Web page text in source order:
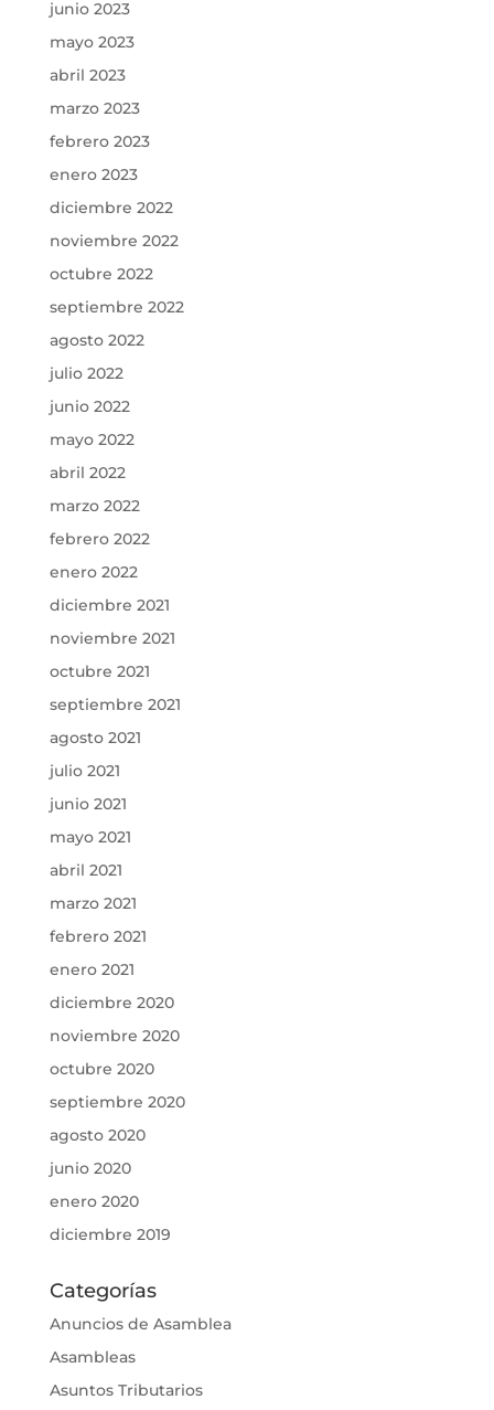
junio 2023
mayo 2023
abril 2023
marzo 2023
febrero 2023
enero 2023
diciembre 2022
noviembre 2022
octubre 2022
septiembre 2022
agosto 2022
julio 2022
junio 2022
mayo 2022
abril 2022
marzo 2022
febrero 2022
enero 2022
diciembre 2021
noviembre 2021
octubre 2021
septiembre 2021
agosto 2021
julio 2021
junio 2021
mayo 2021
abril 2021
marzo 2021
febrero 2021
enero 2021
diciembre 2020
noviembre 2020
octubre 2020
septiembre 2020
agosto 2020
junio 2020
enero 2020
diciembre 2019
Categorías
Anuncios de Asamblea
Asambleas
Asuntos Tributarios